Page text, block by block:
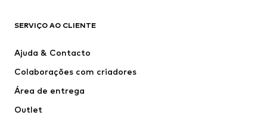
new balance
CONVERSE
SERVIÇO AO CLIENTE
Ajuda & Contacto
Colaborações com criadores
Área de entrega
Outlet